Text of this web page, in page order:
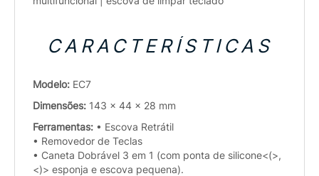
CARACTERÍSTICAS
Modelo: EC7
Dimensões: 143 x 44 x 28 mm
Ferramentas: • Escova Retrátil
• Removedor de Teclas
• Caneta Dobrável 3 em 1 (com ponta de silicone<(>,
<)> esponja e escova pequena).